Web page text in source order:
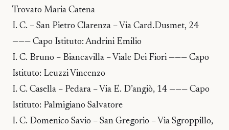
Trovato Maria Catena
I. C. – San Pietro Clarenza – Via Card.Dusmet, 24
——— Capo Istituto: Andrini Emilio
I. C. Bruno – Biancavilla – Viale Dei Fiori ——— Capo
Istituto: Leuzzi Vincenzo
I. C. Casella – Pedara – Via E. D’angiò, 14 ——— Capo
Istituto: Palmigiano Salvatore
I. C. Domenico Savio – San Gregorio – Via Sgroppillo,